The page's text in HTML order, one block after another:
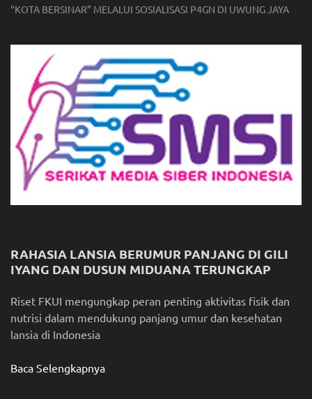
“KOTA BERSINAR” MELALUI SOSIALISASI P4GN DI UWUNG JAYA
RAHASIA LANSIA BERUMUR PANJANG DI GILI
IYANG DAN DUSUN MIDUANA TERUNGKAP
Riset FKUI mengungkap peran penting aktivitas fisik dan
nutrisi dalam mendukung panjang umur dan kesehatan
lansia di Indonesia
Baca Selengkapnya